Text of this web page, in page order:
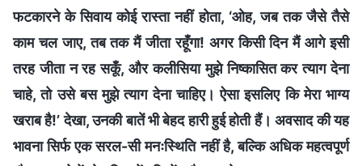
फटकारने के सिवाय कोई रास्ता नहीं होता, ‘ओह, जब तक जैसे तैसे
काम चल जाए, तब तक मैं जीता रहूँगा! अगर किसी दिन मैं आगे इसी
तरह जीता न रह सकूँ, और कलीसिया मुझे निष्कासित कर त्याग देना
चाहे, तो उसे बस मुझे त्याग देना चाहिए। ऐसा इसलिए कि मेरा भाग्य
खराब है!’ देखा, उनकी बातें भी बेहद हारी हुई होती हैं। अवसाद की यह
भावना सिर्फ एक सरल-सी मनःस्थिति नहीं है, बल्कि अधिक महत्वपूर्ण